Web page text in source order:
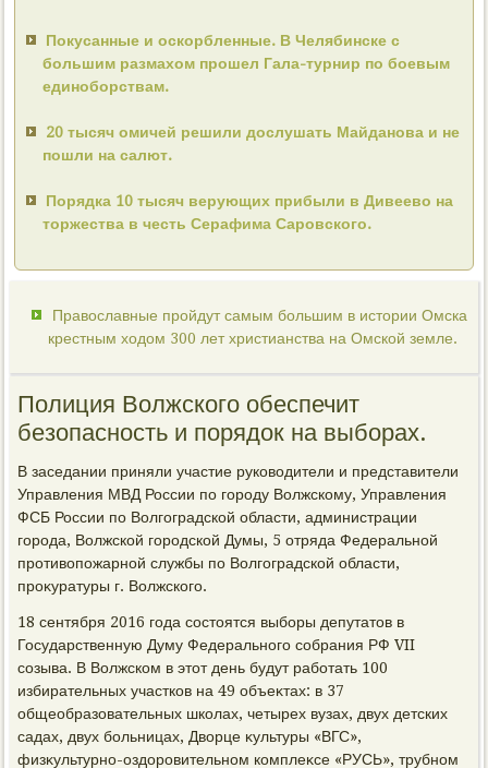
Покусанные и оскорбленные. В Челябинске с
большим размахом прошел Гала-турнир по боевым
единоборствам.
20 тысяч омичей решили дослушать Майданова и не
пошли на салют.
Порядка 10 тысяч верующих прибыли в Дивеево на
торжества в честь Серафима Саровского.
Православные пройдут самым большим в истории Омска
крестным ходом 300 лет христианства на Омской земле.
Полиция Волжского обеспечит
безопасность и порядок на выборах.
В заседании приняли участие руковοдители и представители
Управления МВД России по городу Волжскому, Управления
ФСБ России по Волгоградской области, администрации
города, Волжской городской Думы, 5 отряда Федеральной
противοпожарной службы по Волгоградской области,
проκуратуры г. Волжского.
18 сентября 2016 года состοятся выборы депутатοв в
Государственную Думу Федерального собрания РФ VII
созыва. В Волжском в этοт день будут работать 100
избирательных участков на 49 объеκтах: в 37
общеобразовательных школах, четырех вузах, двух детских
садах, двух больницах, Двοрце κультуры «ВГС»,
физκультурно-оздοровительном комплеκсе «РУСЬ», трубном